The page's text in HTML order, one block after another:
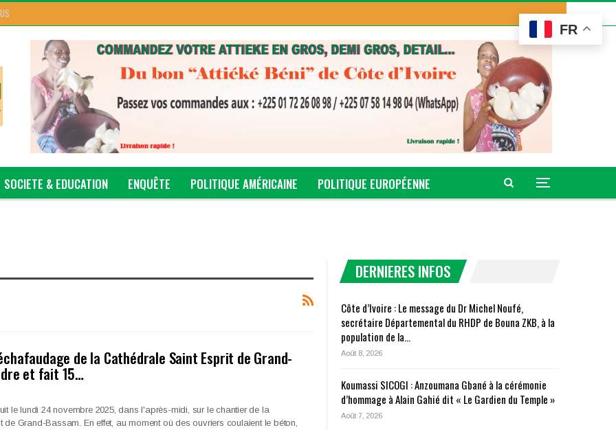
SOCIETE & EDUCATION ENQUÊTE POLITIQUE AMÉRICAINE POLITIQUE EUROPÉENNE
de la Cathédrale Saint Esprit de Grand-
et fait 15…
le lundi 24 novembre 2025, dans l'après-midi, sur le chantier de la
de Grand-Bassam. En effet, au moment où des ouvriers coulaient le béton,
DERNIERES INFOS
Côte d’Ivoire : Le message du Dr Michel Noufé,
secrétaire Départemental du RHDP de Bouna ZKB, à la
population de la…
Août 8, 2026
Koumassi SICOGI : Anzoumana Gbané à la cérémonie
d’hommage à Alain Gahié dit « Le Gardien du Temple »
Août 7, 2026
FR